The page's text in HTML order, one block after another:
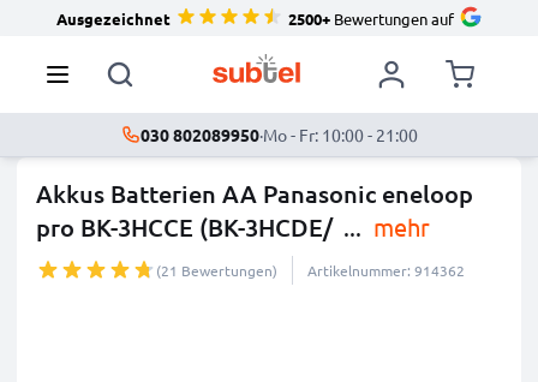
Ausgezeichnet 2500+Bewertungen auf
030 802089950·Mo - Fr: 10:00 - 21:00
Akkus Batterien AA Panasonic eneloop
pro BK-3HCCE (BK-3HCDE/ ... mehr
(21 Bewertungen) Artikelnummer: 914362